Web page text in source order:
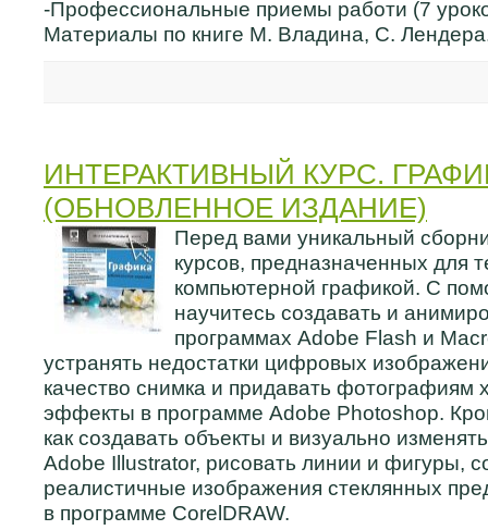
-Профессиональные приемы работи (7
Материалы по книге М. Владина, С.
ИНТЕРАКТИВНЫЙ КУРС.
(ОБНОВЛЕННОЕ ИЗДАНИЕ)
Перед вами уникальный
курсов, предназначенных для
компьютерной графикой. С
научитесь создавать и
программах Adobe Flash и
устранять недостатки цифровых
качество снимка и придавать фотографиям
эффекты в программе Adobe Photoshop.
как создавать объекты и визуально
Adobe Illustrator, рисовать линии и фигуры,
реалистичные изображения стеклянных
в программе CorelDRAW.